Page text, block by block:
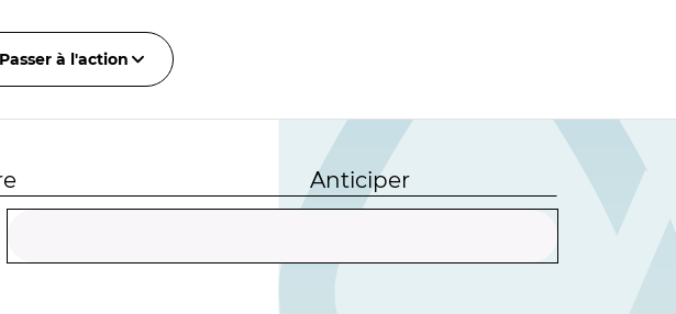
Passer à l'action
Anticiper